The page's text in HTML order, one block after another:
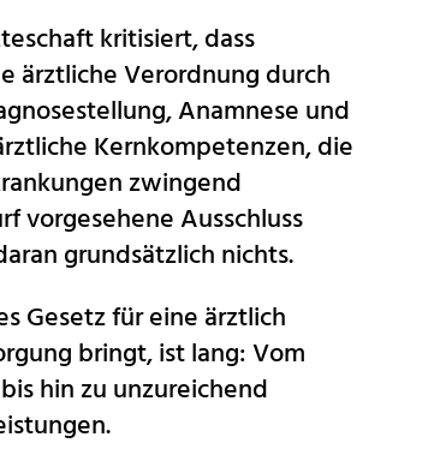
kritisiert, dass
ärztliche Verordnung durch
Anamnese und
Kernkompetenzen, die
zwingend
vorgesehene Ausschluss
grundsätzlich nichts.
Gesetz für eine ärztlich
bringt, ist lang: Vom
hin zu unzureichend